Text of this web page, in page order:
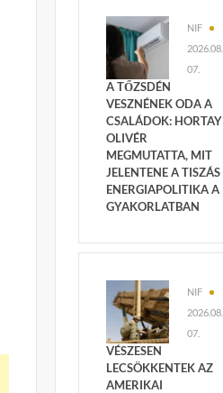
NIF
2026.08.
07.
A TŐZSDÉN
VESZNÉNEK ODA A
CSALÁDOK: HORTAY
OLIVÉR
MEGMUTATTA, MIT
JELENTENE A TISZÁS
ENERGIAPOLITIKA A
GYAKORLATBAN
NIF
2026.08.
07.
VÉSZESEN
LECSÖKKENTEK AZ
AMERIKAI